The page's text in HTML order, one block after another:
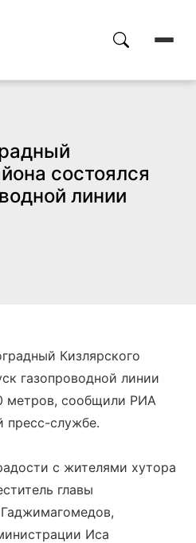
состоялся
линии
Кизлярского
газопроводной линии
метров, сообщили РИА
пресс-службе.
с жителями хутора
главы
Иса